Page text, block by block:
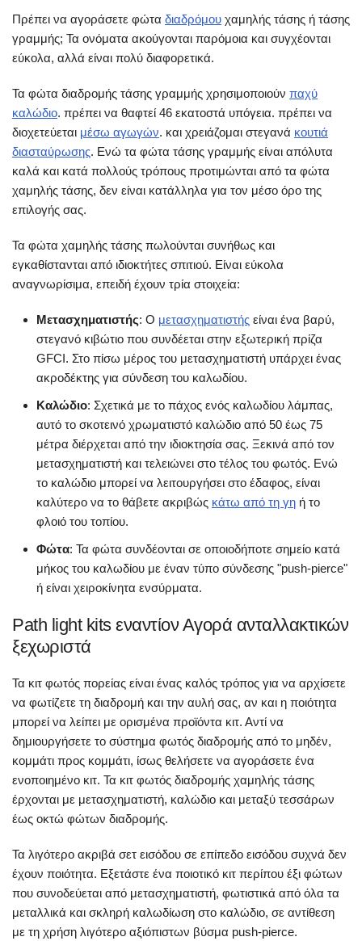
Πρέπει να αγοράσετε φώτα διαδρόμου χαμηλής τάσης ή τάσης
γραμμής; Τα ονόματα ακούγονται παρόμοια και συγχέονται
εύκολα, αλλά είναι πολύ διαφορετικά.
Τα φώτα διαδρομής τάσης γραμμής χρησιμοποιούν παχύ
καλώδιο. πρέπει να θαφτεί 46 εκατοστά υπόγεια. πρέπει να
διοχετεύεται μέσω αγωγών. και χρειάζομαι στεγανά κουτιά
διασταύρωσης. Ενώ τα φώτα τάσης γραμμής είναι απόλυτα
καλά και κατά πολλούς τρόπους προτιμώνται από τα φώτα
χαμηλής τάσης, δεν είναι κατάλληλα για τον μέσο όρο της
επιλογής σας.
Τα φώτα χαμηλής τάσης πωλούνται συνήθως και
εγκαθίστανται από ιδιοκτήτες σπιτιού. Είναι εύκολα
αναγνωρίσιμα, επειδή έχουν τρία στοιχεία:
Μετασχηματιστής: Ο μετασχηματιστής είναι ένα βαρύ,
στεγανό κιβώτιο που συνδέεται στην εξωτερική πρίζα
GFCI. Στο πίσω μέρος του μετασχηματιστή υπάρχει ένας
ακροδέκτης για σύνδεση του καλωδίου.
Καλώδιο: Σχετικά με το πάχος ενός καλωδίου λάμπας,
αυτό το σκοτεινό χρωματιστό καλώδιο από 50 έως 75
μέτρα διέρχεται από την ιδιοκτησία σας. Ξεκινά από τον
μετασχηματιστή και τελειώνει στο τέλος του φωτός. Ενώ
το καλώδιο μπορεί να λειτουργήσει στο έδαφος, είναι
καλύτερο να το θάβετε ακριβώς κάτω από τη γη ή το
φλοιό του τοπίου.
Φώτα: Τα φώτα συνδέονται σε οποιοδήποτε σημείο κατά
μήκος του καλωδίου με έναν τύπο σύνδεσης "push-pierce"
ή είναι χειροκίνητα ενσύρματα.
Path light kits εναντίον Αγορά ανταλλακτικών
ξεχωριστά
Τα κιτ φωτός πορείας είναι ένας καλός τρόπος για να αρχίσετε
να φωτίζετε τη διαδρομή και την αυλή σας, αν και η ποιότητα
μπορεί να λείπει με ορισμένα προϊόντα κιτ. Αντί να
δημιουργήσετε το σύστημα φωτός διαδρομής από το μηδέν,
κομμάτι προς κομμάτι, ίσως θελήσετε να αγοράσετε ένα
ενοποιημένο κιτ. Τα κιτ φωτός διαδρομής χαμηλής τάσης
έρχονται με μετασχηματιστή, καλώδιο και μεταξύ τεσσάρων
έως οκτώ φώτων διαδρομής.
Τα λιγότερο ακριβά σετ εισόδου σε επίπεδο εισόδου συχνά δεν
έχουν ποιότητα. Εξετάστε ένα ποιοτικό κιτ περίπου έξι φώτων
που συνοδεύεται από μετασχηματιστή, φωτιστικά από όλα τα
μεταλλικά και σκληρή καλωδίωση στο καλώδιο, σε αντίθεση
με τη χρήση λιγότερο αξιόπιστων βύσμα push-pierce.